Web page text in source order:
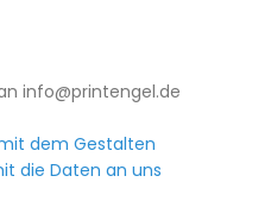
info@printengel.de
dem Gestalten
die Daten an uns